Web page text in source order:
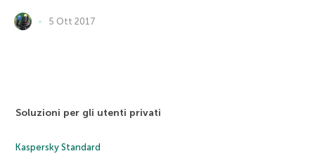
5 Ott 2017
Soluzioni per gli utenti privati
Kaspersky Standard